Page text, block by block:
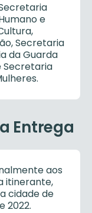
e
Secretaria
da Guarda
Secretaria
Entrega
aos
itinerante,
cidade de
2022.